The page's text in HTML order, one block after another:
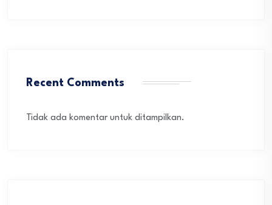
Recent Comments
Tidak ada komentar untuk ditampilkan.